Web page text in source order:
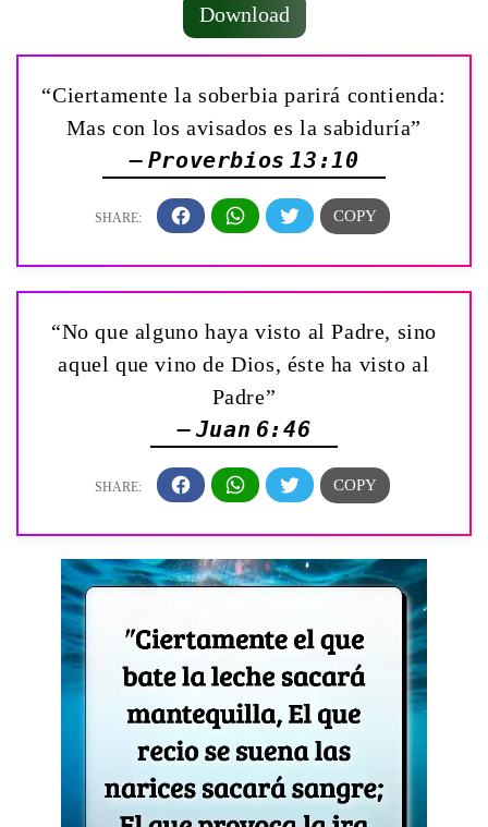
Download
“Ciertamente la soberbia parirá contienda:
Mas con los avisados es la sabiduría”
— Proverbios 13:10
“No que alguno haya visto al Padre, sino
aquel que vino de Dios, éste ha visto al
Padre”
— Juan 6:46